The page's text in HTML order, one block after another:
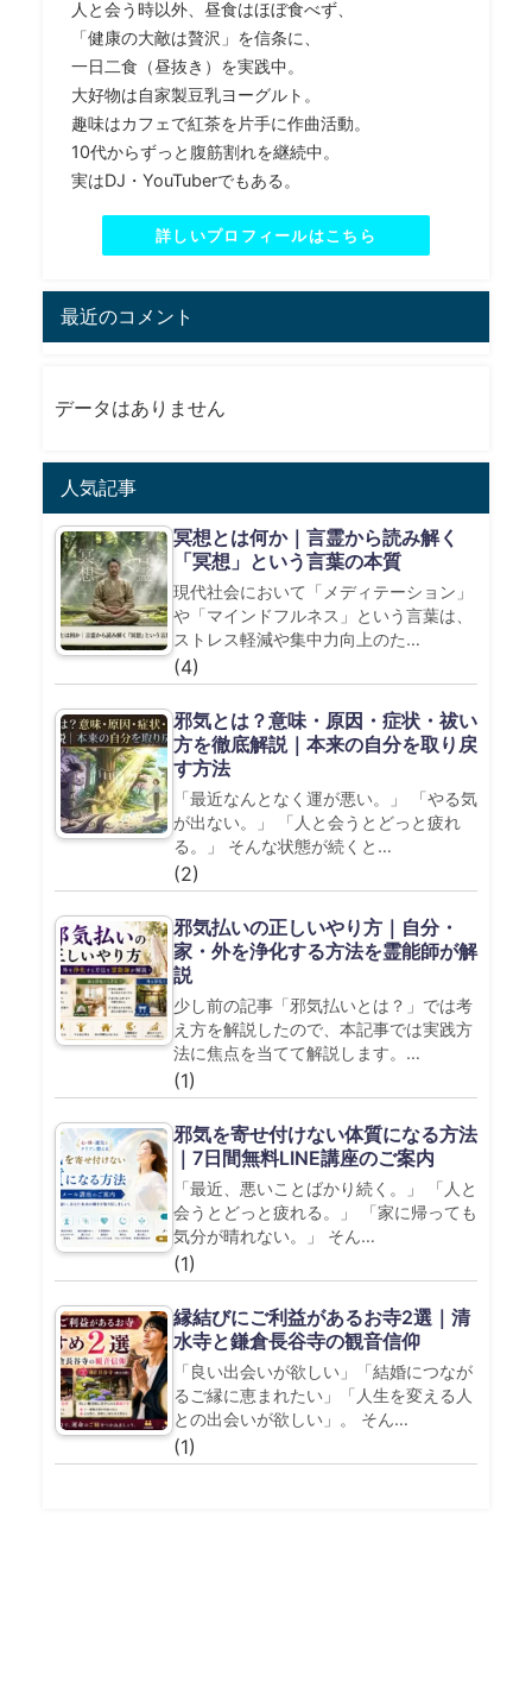
人と会う時以外、昼食はほぼ食べず、
「健康の大敵は贅沢」を信条に、
一日二食（昼抜き）を実践中。
大好物は自家製豆乳ヨーグルト。
趣味はカフェで紅茶を片手に作曲活動。
10代からずっと腹筋割れを継続中。
実はDJ・YouTuberでもある。
詳しいプロフィールはこちら
最近のコメント
データはありません
人気記事
冥想とは何か｜言霊から読み解く
「冥想」という言葉の本質
現代社会において「メディテーション」
や「マインドフルネス」という言葉は、
ストレス軽減や集中力向上のた…
(4)
邪気とは？意味・原因・症状・祓い
方を徹底解説｜本来の自分を取り戻
す方法
「最近なんとなく運が悪い。」 「やる気
が出ない。」 「人と会うとどっと疲れ
る。」 そんな状態が続くと…
(2)
邪気払いの正しいやり方｜自分・
家・外を浄化する方法を霊能師が解
説
少し前の記事「邪気払いとは？」では考
え方を解説したので、本記事では実践方
法に焦点を当てて解説します。…
(1)
邪気を寄せ付けない体質になる方法
｜7日間無料LINE講座のご案内
「最近、悪いことばかり続く。」 「人と
会うとどっと疲れる。」 「家に帰っても
気分が晴れない。」 そん…
(1)
縁結びにご利益があるお寺2選｜清
水寺と鎌倉長谷寺の観音信仰
「良い出会いが欲しい」「結婚につなが
るご縁に恵まれたい」「人生を変える人
との出会いが欲しい」。 そん…
(1)